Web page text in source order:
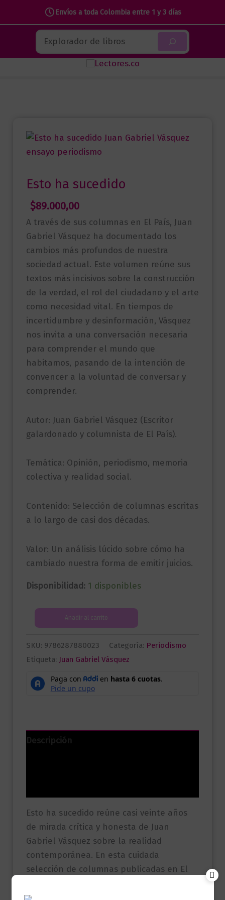
Envíos a toda Colombia entre 1 y 3 días
contenido
Buscar
Esto ha sucedido
$89.000,00
A través de sus columnas en El País, Juan
Gabriel Vásquez ha documentado los
cambios más profundos de nuestra
sociedad actual. Este volumen reúne sus
textos más incisivos sobre la construcción
de la verdad, el rol del ciudadano y el arte
como necesidad vital. En tiempos de
incertidumbre y desinformación, Vásquez
nos invita a una conversación necesaria
para comprender el mundo que
habitamos, pasando de la intención de
convencer a la voluntad de conversar y
comprender.
Autor: Juan Gabriel Vásquez (Escritor
galardonado y columnista de El País).
Temática: Opinión, periodismo, memoria
colectiva y realidad social.
Contenido: Selección de columnas escritas
a lo largo de casi dos décadas.
Valor: Un análisis lúcido sobre cómo ha
cambiado nuestra forma de emitir juicios.
Disponibilidad: 1 disponibles
Esto
ha
sucedido
cantidad
Añadir al carrito
SKU: 9786287880023 Categoría: Periodismo
Etiqueta: Juan Gabriel Vásquez
Descripción
Esto ha sucedido reúne casi veinte años
de mirada crítica y honesta de Juan
Gabriel Vásquez sobre la realidad
contemporánea. En esta cuidada
selección de columnas publicadas en El
fundamentales como la memoria
cantidad